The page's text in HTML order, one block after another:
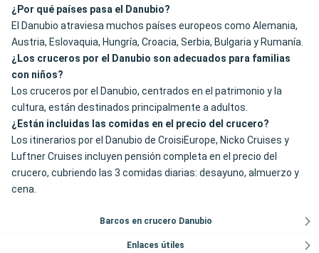
¿Por qué países pasa el Danubio?
El Danubio atraviesa muchos países europeos como Alemania,
Austria, Eslovaquia, Hungría, Croacia, Serbia, Bulgaria y Rumanía.
¿Los cruceros por el Danubio son adecuados para familias
con niños?
Los cruceros por el Danubio, centrados en el patrimonio y la
cultura, están destinados principalmente a adultos.
¿Están incluidas las comidas en el precio del crucero?
Los itinerarios por el Danubio de CroisiEurope, Nicko Cruises y
Luftner Cruises incluyen pensión completa en el precio del
crucero, cubriendo las 3 comidas diarias: desayuno, almuerzo y
cena.
Barcos en crucero Danubio
Enlaces útiles